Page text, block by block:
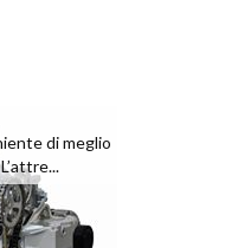
di meglio